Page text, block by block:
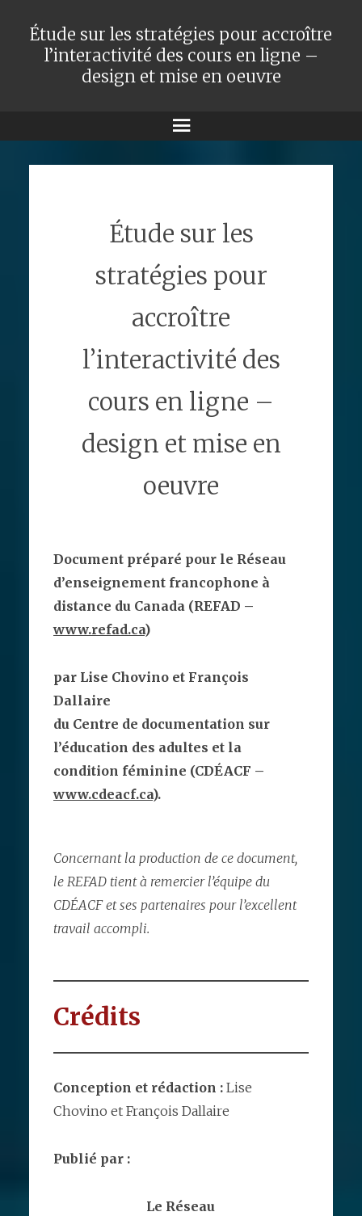
Étude sur les stratégies pour accroître
l’interactivité des cours en ligne –
design et mise en oeuvre
Menu
Étude sur les
stratégies pour
accroître
l’interactivité des
cours en ligne –
design et mise en
oeuvre
Document préparé pour le Réseau
d’enseignement francophone à
distance du Canada (REFAD –
www.refad.ca)
par Lise Chovino et François
Dallaire
du Centre de documentation sur
l’éducation des adultes et la
condition féminine (CDÉACF –
www.cdeacf.ca).
Concernant la production de ce document,
le REFAD tient à remercier l’équipe du
CDÉACF et ses partenaires pour l’excellent
travail accompli.
Crédits
Conception et rédaction : Lise
Chovino et François Dallaire
Publié par :
Le Réseau